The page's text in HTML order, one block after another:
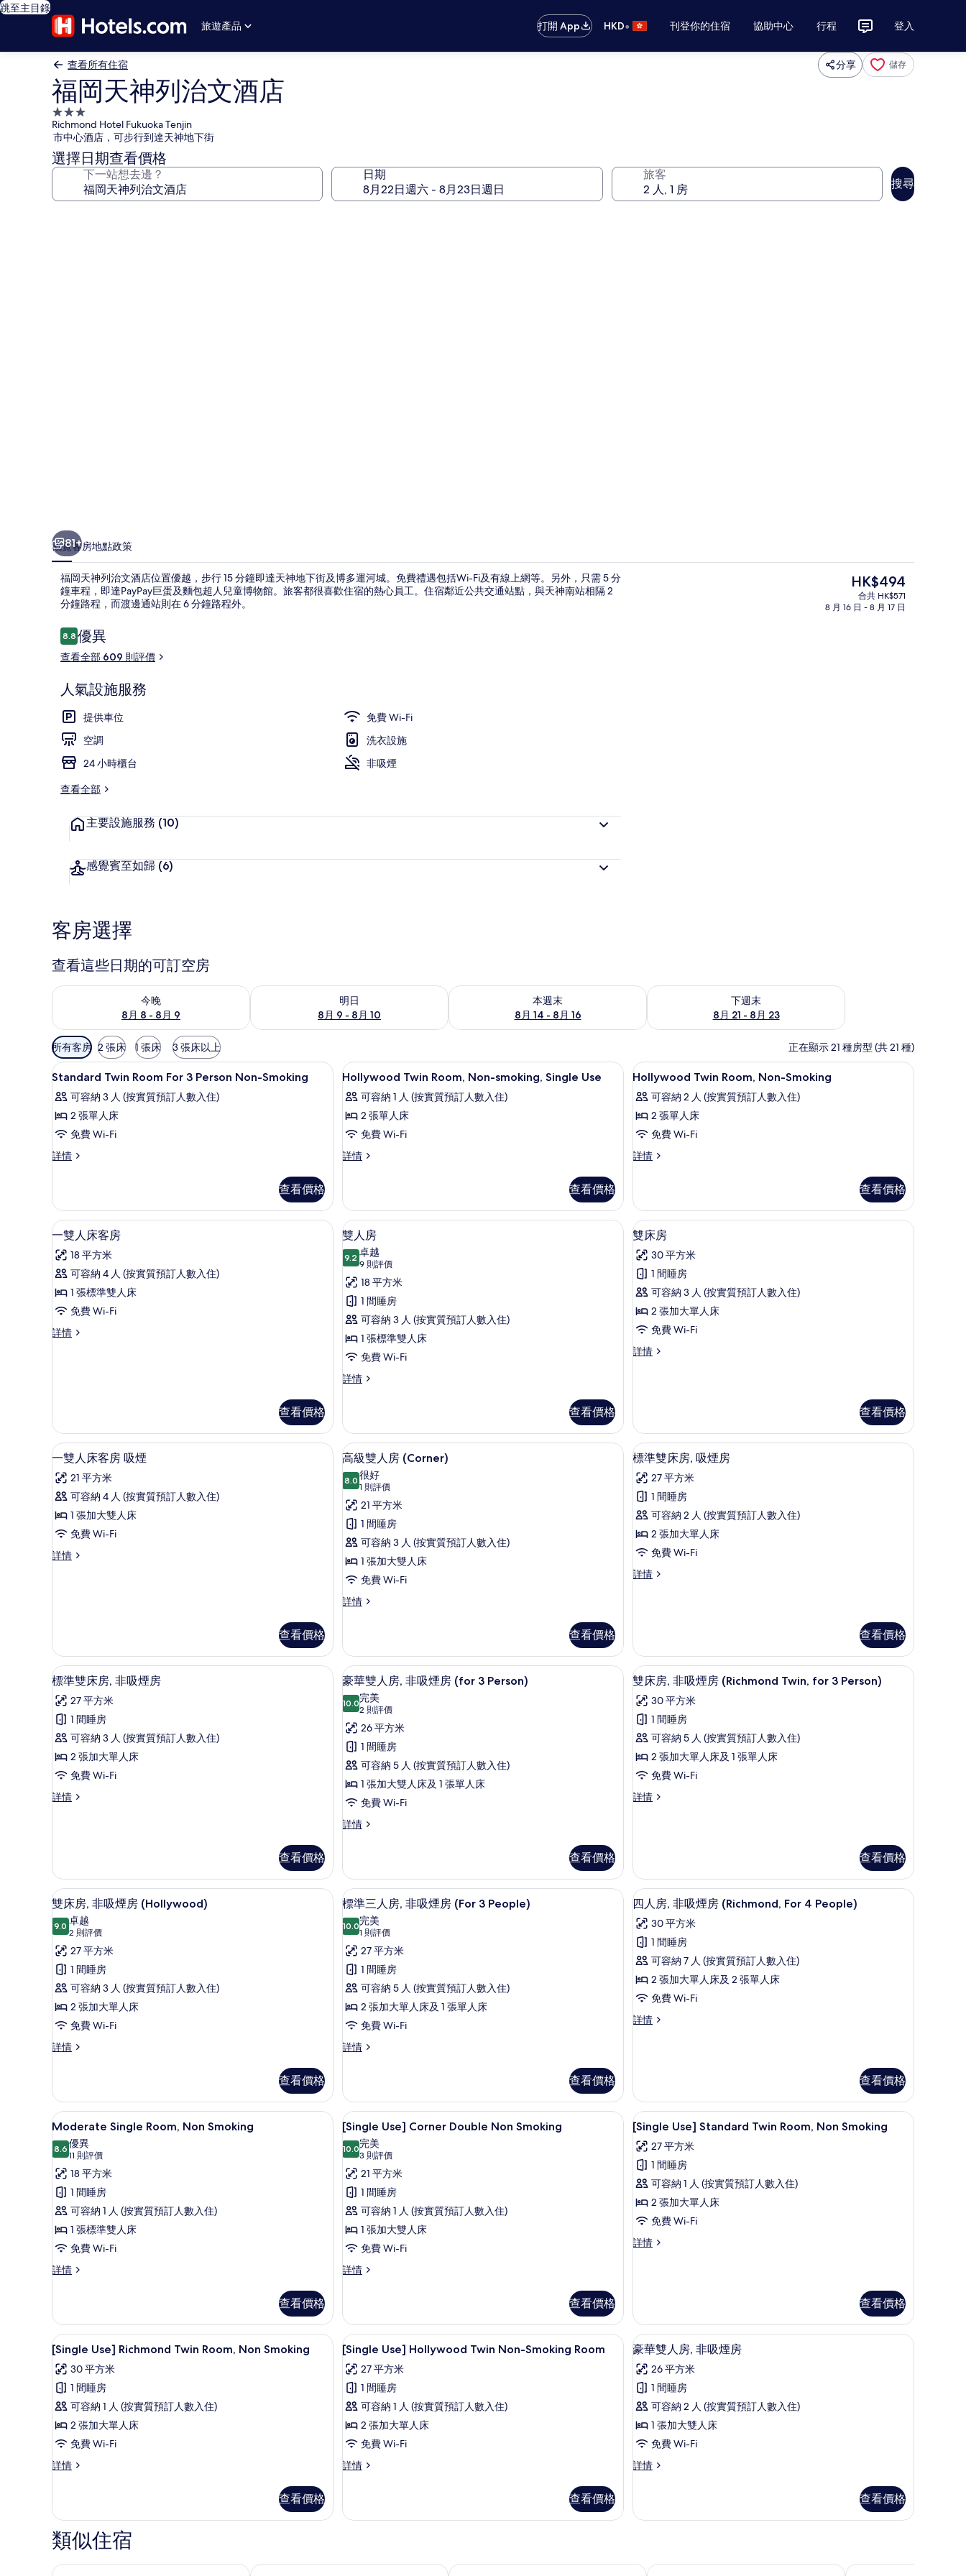
跳至主目錄
旅遊產品
打開 App HKD• 刊登你的住宿 協助中心 行程 登入
查看所有住宿 分享 儲存
福岡天神列治文酒店
3.0
星
級
住
宿
Richmond Hotel Fukuoka Tenjin
市中心酒店，可步行到達天神地下街
選擇日期查看價格
下一站想去邊？ 日期 旅客
搜尋
81+
概覽客房地點政策
福岡天神列治文酒店位置優越，步行 15 分鐘即達天神地下街及博多運河城。免費禮遇包括Wi-Fi及有線上網等。另外，只需 5 分
鐘車程，即達PayPay巨蛋及麵包超人兒童博物館。旅客都很喜歡住宿的熱心員工。住宿鄰近公共交通站點，與天神南站相隔 2
分鐘路程，而渡邊通站則在 6 分鐘路程外。
評
價
8.88.8 分，滿分 10 分，
優異
查看全部 609 則評價
人氣設施服務
提供車位
免費 Wi-Fi
空調
洗衣設施
24 小時櫃台
非吸煙
查看全部
主要設施服務 (10)
感覺賓至如歸 (6)
現
價
HK$494
HK$494
合共 HK$571
8 月 16 日 - 8 月 17 日
客房選擇
查看這些日期的可訂空房
今晚
8月 8 - 8月 9
查看今晚 8月 8 - 8月 9的可訂空房
明日
8月 9 - 8月 10
查看明日 8月 9 - 8月 10的可訂空房
本週末
8月 14 - 8月 16
查看本週末 8月 14 - 8月 16的可訂空房
下週末
8月 21 - 8月 23
查看下週末 8月 21 - 8月 23的可訂空房
可
用
嘅
客
房
篩
選
條
所有客房 2 張床 1 張床 3 張床以上 正在顯示 21 種房型 (共 21 種)
載
入
所
有
Standard
Twin
3
Person
Non-
Smoking
的
相
片
書桌、遮光窗簾/窗簾、免費 Wi-Fi、床單
1
Standard Twin Room For 3 Person Non-Smoking
可容納 3 人 (按實質預訂人數入住)
2 張單人床
免費 Wi-Fi
詳情
Standard
3
Person
Non-
Smoking
詳
情
查看價格
載
入
所
有
Hollywood
Twin
smoking,
Single
Use
的
相
片
書桌、遮光窗簾/窗簾、免費 Wi-Fi、床單
1
Hollywood Twin Room, Non-smoking, Single Use
可容納 1 人 (按實質預訂人數入住)
2 張單人床
免費 Wi-Fi
詳情
Hollywood
smoking,
Single
Use
情
查看價格
載
入
所
有
Hollywood
Twin
Smoking
的
相
片
書桌、遮光窗簾/窗簾、免費 Wi-Fi、床單
1
Hollywood Twin Room, Non-Smoking
可容納 2 人 (按實質預訂人數入住)
2 張單人床
免費 Wi-Fi
詳情
Hollywood
Smoking
詳
情
查看價格
載
入
所
有
一
人
相
片
書桌、遮光窗簾/窗簾、免費 Wi-Fi、床單
5
一雙人床客房
18 平方米
可容納 4 人 (按實質預訂人數入住)
1 張標準雙人床
免費 Wi-Fi
詳情
一
情
查看價格
載
入
所
有
雙
人
房
的
相
書桌、遮光窗簾/窗簾、免費 Wi-Fi、床單
5
雙人房
9.29.2 分，滿分 10 分
卓越
9 則評價
(9
則
評
價)
18 平方米
1 間睡房
可容納 3 人 (按實質預訂人數入住)
1 張標準雙人床
免費 Wi-Fi
詳情
雙
情
查看價格
載
入
所
有
雙
床
的
書桌、遮光窗簾/窗簾、免費 Wi-Fi、床單
7
雙床房
30 平方米
1 間睡房
可容納 3 人 (按實質預訂人數入住)
2 張加大單人床
免費 Wi-Fi
詳情
雙
查看價格
載
入
所
有
一
人
煙
的
相
片
書桌、遮光窗簾/窗簾、免費 Wi-Fi、床單
5
一雙人床客房 吸煙
21 平方米
可容納 4 人 (按實質預訂人數入住)
1 張加大雙人床
免費 Wi-Fi
詳情
一
煙
詳
情
查看價格
載
入
所
有
高
級
雙
人
房
相
片
書桌、遮光窗簾/窗簾、免費 Wi-Fi、床單
5
高級雙人房 (Corner)
8.08.0 分，滿分 10 分
很好
1 則評價
(1
則
評
價)
21 平方米
1 間睡房
可容納 3 人 (按實質預訂人數入住)
1 張加大雙人床
免費 Wi-Fi
詳情
高
房
(Corner)
詳
查看價格
載
入
所
有
標
準
床
房
的
相
片
書桌、遮光窗簾/窗簾、免費 Wi-Fi、床單
5
標準雙床房, 吸煙房
27 平方米
1 間睡房
可容納 2 人 (按實質預訂人數入住)
2 張加大單人床
免費 Wi-Fi
詳情
標
煙
房
詳
情
查看價格
載
入
所
有
標
準
床
煙
房
的
相
片
書桌、遮光窗簾/窗簾、免費 Wi-Fi、床單
7
標準雙床房, 非吸煙房
27 平方米
1 間睡房
可容納 3 人 (按實質預訂人數入住)
2 張加大單人床
免費 Wi-Fi
詳情
標
吸
煙
房
詳
情
查看價格
載
入
所
有
豪
華
雙
人
房,
煙
房
(for
3
Person)
的
相
片
書桌、遮光窗簾/窗簾、免費 Wi-Fi、床單
7
豪華雙人房, 非吸煙房 (for 3 Person)
10.010.0 分，滿分 10 分
完美
2 則評價
(2
則
評
價)
26 平方米
1 間睡房
可容納 5 人 (按實質預訂人數入住)
1 張加大雙人床及 1 張單人床
免費 Wi-Fi
詳情
豪
房,
非
吸
房
3
Person)
詳
情
查看價格
載
入
所
有
雙
床
非
(Richmond
Twin,
for
3
Person)
的
相
片
書桌、遮光窗簾/窗簾、免費 Wi-Fi、床單
7
雙床房, 非吸煙房 (Richmond Twin, for 3 Person)
30 平方米
1 間睡房
可容納 5 人 (按實質預訂人數入住)
2 張加大單人床及 1 張單人床
免費 Wi-Fi
詳情
雙
房
(Richmond
Twin,
for
3
Person)
詳
情
查看價格
載
入
所
有
雙
床
房,
非
吸
(Hollywood)
的
相
片
書桌、遮光窗簾/窗簾、免費 Wi-Fi、床單
7
雙床房, 非吸煙房 (Hollywood)
9.09.0 分，滿分 10 分
卓越
2 則評價
(2
則
評
價)
27 平方米
1 間睡房
可容納 3 人 (按實質預訂人數入住)
2 張加大單人床
免費 Wi-Fi
詳情
雙
吸
煙
房
(Hollywood)
詳
查看價格
載
入
所
有
標
準
三
人
房,
煙
房
(For
3
People)
的
相
片
標準三人房, 非吸煙房 (For 3 People) | 書桌、遮光窗簾/窗簾、免費 Wi-Fi、床單
7
標準三人房, 非吸煙房 (For 3 People)
10.010.0 分，滿分 10 分
完美
1 則評價
(1
則
評
價)
27 平方米
1 間睡房
可容納 5 人 (按實質預訂人數入住)
2 張加大單人床及 1 張單人床
免費 Wi-Fi
詳情
標
房,
非
吸
煙
房
(For
3
People)
詳
情
查看價格
載
入
所
有
四
人
非
(Richmond,
For
4
People)
的
相
片
四人房, 非吸煙房 (Richmond, For 4 People)
7
四人房, 非吸煙房 (Richmond, For 4 People)
30 平方米
1 間睡房
可容納 7 人 (按實質預訂人數入住)
2 張加大單人床及 2 張單人床
免費 Wi-Fi
詳情
四
房
(Richmond,
For
4
People)
詳
情
查看價格
載
入
所
有
Moderate
Single
Room,
Non
的
片
書桌、遮光窗簾/窗簾、免費 Wi-Fi、床單
5
Moderate Single Room, Non Smoking
8.68.6 分，滿分 10 分
優異
11 則評價
(11
則
評
價)
18 平方米
1 間睡房
可容納 1 人 (按實質預訂人數入住)
1 張標準雙人床
免費 Wi-Fi
詳情
Moderate
Smoking
詳
情
查看價格
載
入
所
有
[Single
Use]
Corner
Double
Smoking
相
片
書桌、遮光窗簾/窗簾、免費 Wi-Fi、床單
5
[Single Use] Corner Double Non Smoking
10.010.0 分，滿分 10 分
完美
3 則評價
(3
則
評
價)
21 平方米
1 間睡房
可容納 1 人 (按實質預訂人數入住)
1 張加大雙人床
免費 Wi-Fi
詳情
[Single
Non
Smoking
詳
情
查看價格
載
入
所
有
[Single
Use]
Standard
Twin
相
片
書桌、遮光窗簾/窗簾、免費 Wi-Fi、床單
7
[Single Use] Standard Twin Room, Non Smoking
27 平方米
1 間睡房
可容納 1 人 (按實質預訂人數入住)
2 張加大單人床
免費 Wi-Fi
詳情
[Single
Smoking
詳
情
查看價格
載
入
所
有
[Single
Use]
Richmond
Twin
Smoking
的
相
片
書桌、遮光窗簾/窗簾、免費 Wi-Fi、床單
7
[Single Use] Richmond Twin Room, Non Smoking
30 平方米
1 間睡房
可容納 1 人 (按實質預訂人數入住)
2 張加大單人床
免費 Wi-Fi
詳情
[Single
Room,
Non
Smoking
詳
情
查看價格
載
入
所
有
[Single
Use]
Hollywood
Twin
Room
片
書桌、遮光窗簾/窗簾、免費 Wi-Fi、床單
7
[Single Use] Hollywood Twin Non-Smoking Room
27 平方米
1 間睡房
可容納 1 人 (按實質預訂人數入住)
2 張加大單人床
免費 Wi-Fi
詳情
[Single
Non-
情
查看價格
載
入
所
有
豪
華
人
非
房
豪華雙人房, 非吸煙房 | 書桌、遮光窗簾/窗簾
8
豪華雙人房, 非吸煙房
26 平方米
1 間睡房
可容納 2 人 (按實質預訂人數入住)
1 張加大雙人床
免費 Wi-Fi
詳情
豪
房,
房
查看價格
類似住宿
西鐵大酒店 CROSS LIFE 博多天神 - ORIX 酒店及度假村東急 STAY 福岡天神 福岡天神東方快車酒店 MYSTAYS 福岡天神酒